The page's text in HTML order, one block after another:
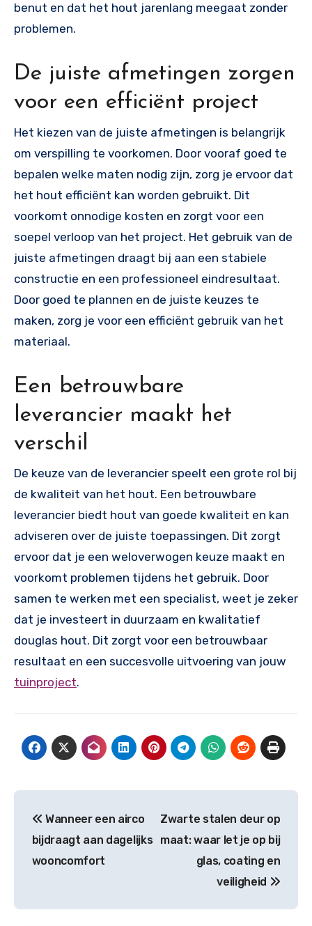
benut en dat het hout jarenlang meegaat zonder
problemen.
De juiste afmetingen zorgen
voor een efficiënt project
Het kiezen van de juiste afmetingen is belangrijk
om verspilling te voorkomen. Door vooraf goed te
bepalen welke maten nodig zijn, zorg je ervoor dat
het hout efficiënt kan worden gebruikt. Dit
voorkomt onnodige kosten en zorgt voor een
soepel verloop van het project. Het gebruik van de
juiste afmetingen draagt bij aan een stabiele
constructie en een professioneel eindresultaat.
Door goed te plannen en de juiste keuzes te
maken, zorg je voor een efficiënt gebruik van het
materiaal.
Een betrouwbare
leverancier maakt het
verschil
De keuze van de leverancier speelt een grote rol bij
de kwaliteit van het hout. Een betrouwbare
leverancier biedt hout van goede kwaliteit en kan
adviseren over de juiste toepassingen. Dit zorgt
ervoor dat je een weloverwogen keuze maakt en
voorkomt problemen tijdens het gebruik. Door
samen te werken met een specialist, weet je zeker
dat je investeert in duurzaam en kwalitatief
douglas hout. Dit zorgt voor een betrouwbaar
resultaat en een succesvolle uitvoering van jouw
tuinproject.
navigatie
Wanneer een airco
bijdraagt aan dagelijks
wooncomfort
Zwarte stalen deur op
maat: waar let je op bij
glas, coating en
veiligheid